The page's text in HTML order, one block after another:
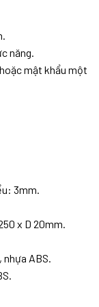
năng.
mật khẩu một
3mm.
x D 20mm.
ABS.